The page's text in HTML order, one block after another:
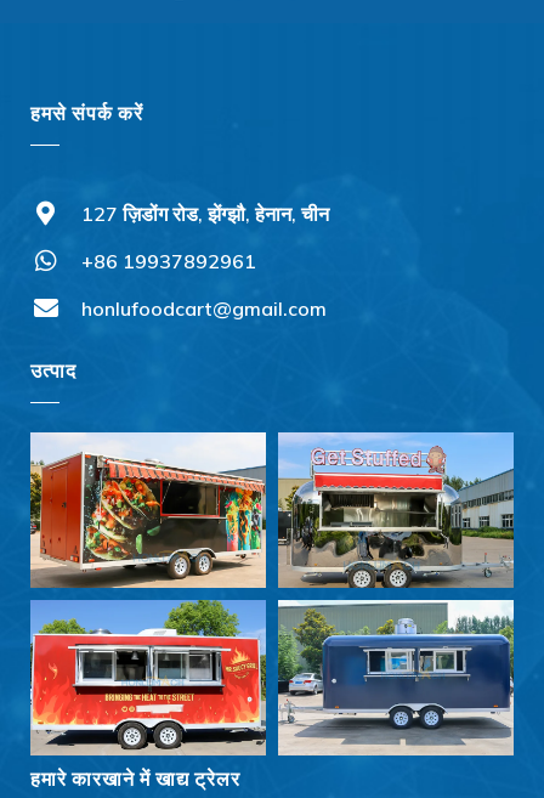
हमसे संपर्क करें
127 ज़िडोंग रोड, झेंग्झौ, हेनान, चीन
+86 19937892961
honlufoodcart@gmail.com
उत्पाद
हमारे कारखाने में खाद्य ट्रेलर
Nederlands (België)
Norsk bokmål
Slovenčina
Svenska